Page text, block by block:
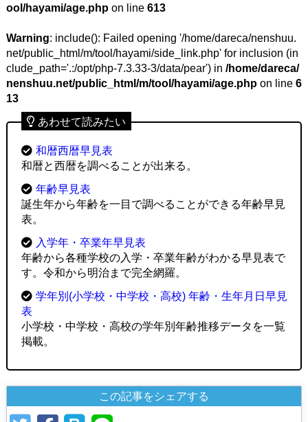
ool/hayami/age.phpon line 613
Warning: include(): Failed opening '/home/dareca/nenshuu.
net/public_html/m/tool/hayami/side_link.php' for inclusion (in
clude_path='.:/opt/php-7.3.33-3/data/pear') in /home/dareca/
nenshuu.net/public_html/m/tool/hayami/age.phpon line 6
13
あわせて読みたい
和暦西暦早見表
和暦と西暦を調べることが出来る。
年齢早見表
誕生年から年齢を一目で調べることができる年齢早見
表。
入学年・卒業年早見表
年齢から各種学校の入学・卒業年齢がわかる早見表で
す。令和から明治まで完全網羅。
学年別(小学校・中学校・高校) 年齢・生年月日早見
表
小学校・中学校・高校の学年別年齢推移データを一覧
掲載。
この記事をシェアする